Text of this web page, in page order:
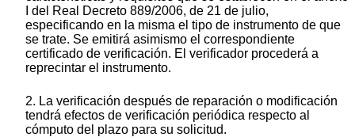
I del Real Decreto 889/2006, de 21 de julio,
especificando en la misma el tipo de instrumento de que
se trate. Se emitirá asimismo el correspondiente
certificado de verificación. El verificador procederá a
reprecintar el instrumento.
2. La verificación después de reparación o modificación
tendrá efectos de verificación periódica respecto al
cómputo del plazo para su solicitud.